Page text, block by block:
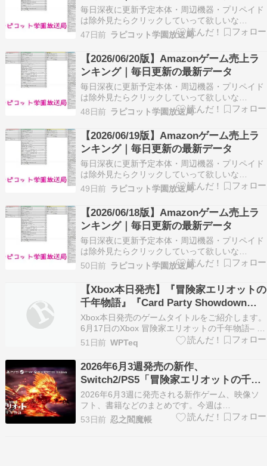
毎日深夜に更新予定本体・周辺機器・プリペイド
は除外見たらクリックしていって欲しいな
▼▼▼▼▼【今週の新作まとめはこちら】→
2026/06/15～06/21の新作一覧【ブックマークす
ると便利】→ゲームメーカー＆ショップ公式リン
ク集【Kindle Unlimitedなら無料で読めま…
47日前 ラピコット学園放送局
【2026/06/20版】Amazonゲーム売上ラ
ンキング｜毎日更新の最新データ
毎日深夜に更新予定本体・周辺機器・プリペイド
は除外見たらクリックしていって欲しいな
▼▼▼▼▼【今週の新作まとめはこちら】→
2026/06/15～06/21の新作一覧【ブックマークす
ると便利】→ゲームメーカー＆ショップ公式リン
ク集【Kindle Unlimitedなら無料で読めま…
48日前 ラピコット学園放送局
【2026/06/19版】Amazonゲーム売上ラ
ンキング｜毎日更新の最新データ
毎日深夜に更新予定本体・周辺機器・プリペイド
は除外見たらクリックしていって欲しいな
▼▼▼▼▼【今週の新作まとめはこちら】→
2026/06/15～06/21の新作一覧【ブックマークす
ると便利】→ゲームメーカー＆ショップ公式リン
ク集【Kindle Unlimitedなら無料で読めま…
49日前 ラピコット学園放送局
【2026/06/18版】Amazonゲーム売上ラ
ンキング｜毎日更新の最新データ
毎日深夜に更新予定本体・周辺機器・プリペイド
は除外見たらクリックしていって欲しいな
▼▼▼▼▼【今週の新作まとめはこちら】→
2026/06/15～06/21の新作一覧【ブックマークす
ると便利】→ゲームメーカー＆ショップ公式リン
ク集【Kindle Unlimitedなら無料で読めま…
50日前 ラピコット学園放送局
【Xbox本日発売】『冒険家エリオットの
千年物語』『Card Party Showdown』
『Drug Dealer Simulator 2』など
Xbox本日発売のゲームタイトルをご紹介します。
6月17日のXbox 冒険家エリオットの千年物語– 6
月17日 発売 ... Copyright © 2026 WPTeq All
Rights Reserved.
51日前 WPTeq
2026年6月3週発売の新作、
Switch2/PS5「冒険家エリオットの千年
物語」発売
2026年6月3週に発売される新作ゲーム、映像ソ
フト、書籍などのまとめです。今週は
Switch2/PS5「冒険家エリオットの千年物語」に
注目ですね。
53日前 忍之閻魔帳